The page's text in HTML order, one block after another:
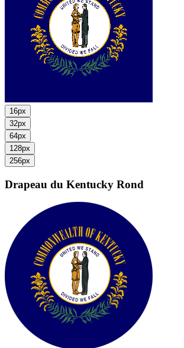
16px
32px
64px
128px
256px
Drapeau du Kentucky Rond